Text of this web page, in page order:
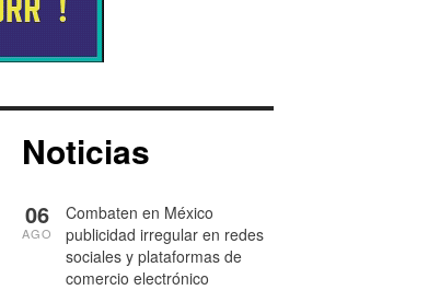
Noticias
Combaten en México
publicidad irregular en redes
sociales y plataformas de
comercio electrónico
06
AGO